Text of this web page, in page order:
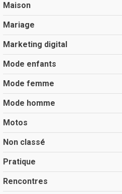
Maison
Mariage
Marketing digital
Mode enfants
Mode femme
Mode homme
Motos
Non classé
Pratique
Rencontres